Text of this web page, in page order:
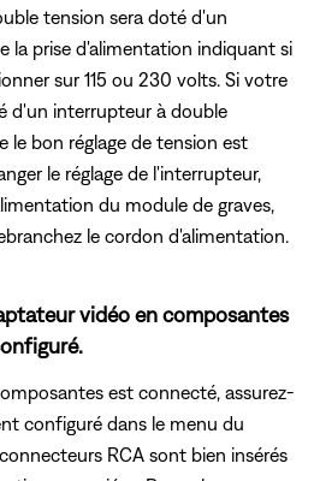
tension sera doté d'un
la prise d'alimentation indiquant si
sur 115 ou 230 volts. Si votre
d'un interrupteur à double
le bon réglage de tension est
le réglage de l'interrupteur,
du module de graves,
le cordon d'alimentation.
vidéo en composantes
est connecté, assurez-
configuré dans le menu du
RCA sont bien insérés